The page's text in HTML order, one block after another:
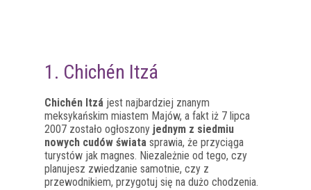
1. Chichén Itzá
Chichén Itzá jest najbardziej znanym
meksykańskim miastem Majów, a fakt iż 7 lipca
2007 zostało ogłoszony jednym z siedmiu
nowych cudów świata sprawia, że przyciąga
turystów jak magnes. Niezależnie od tego, czy
planujesz zwiedzanie samotnie, czy z
przewodnikiem, przygotuj się na dużo chodzenia.